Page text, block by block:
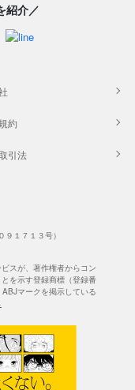
紹介／
約
引法
スが、著作権者からコン
を示す登録商標（登録番
マークを掲示している